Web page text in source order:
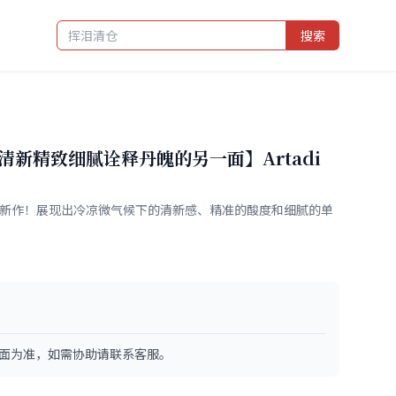
搜索
新精致细腻诠释丹魄的另一面】Artadi
作！展现出冷凉微气候下的清新感、精准的酸度和细腻的单
准，如需协助请联系客服。